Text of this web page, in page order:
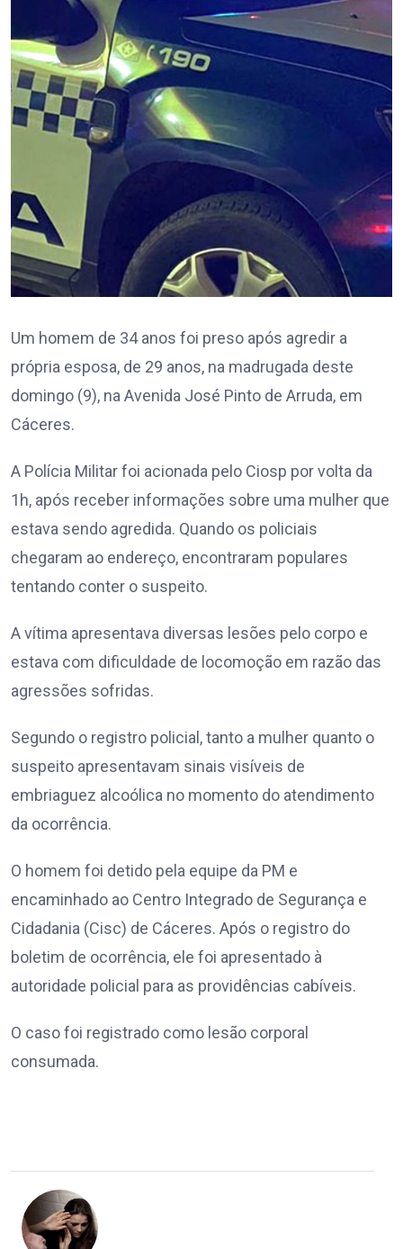
Um homem de 34 anos foi preso após agredir a
própria esposa, de 29 anos, na madrugada deste
domingo (9), na Avenida José Pinto de Arruda, em
Cáceres.
A Polícia Militar foi acionada pelo Ciosp por volta da
1h, após receber informações sobre uma mulher que
estava sendo agredida. Quando os policiais
chegaram ao endereço, encontraram populares
tentando conter o suspeito.
A vítima apresentava diversas lesões pelo corpo e
estava com dificuldade de locomoção em razão das
agressões sofridas.
Segundo o registro policial, tanto a mulher quanto o
suspeito apresentavam sinais visíveis de
embriaguez alcoólica no momento do atendimento
da ocorrência.
O homem foi detido pela equipe da PM e
encaminhado ao Centro Integrado de Segurança e
Cidadania (Cisc) de Cáceres. Após o registro do
boletim de ocorrência, ele foi apresentado à
autoridade policial para as providências cabíveis.
O caso foi registrado como lesão corporal
consumada.